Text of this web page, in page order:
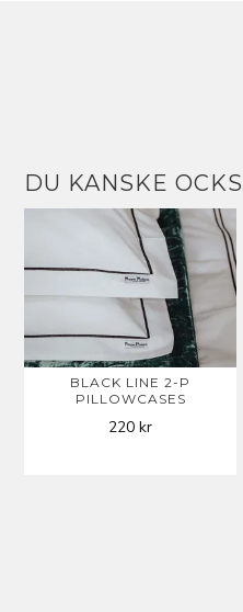
DU KANSKE
BLACK LINE 2-P
PILLOWCASES
220kr